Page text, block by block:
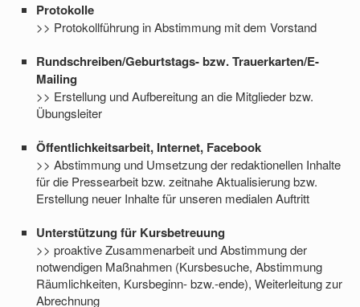
Protokolle
>> Protokollführung in Abstimmung mit dem Vorstand
Rundschreiben/Geburtstags- bzw. Trauerkarten/E-
Mailing
>> Erstellung und Aufbereitung an die Mitglieder bzw.
Übungsleiter
Öffentlichkeitsarbeit, Internet, Facebook
>> Abstimmung und Umsetzung der redaktionellen Inhalte
für die Pressearbeit bzw. zeitnahe Aktualisierung bzw.
Erstellung neuer Inhalte für unseren medialen Auftritt
Unterstützung für Kursbetreuung
>> proaktive Zusammenarbeit und Abstimmung der
notwendigen Maßnahmen (Kursbesuche, Abstimmung
Räumlichkeiten, Kursbeginn- bzw.-ende), Weiterleitung zur
Abrechnung